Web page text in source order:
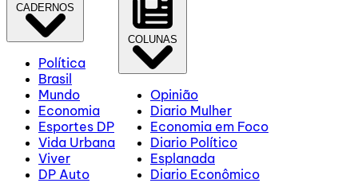
CADERNOS
Política
Brasil
Mundo
Economia
Esportes DP
Vida Urbana
Viver
DP Auto
COLUNAS
Opinião
Diario Mulher
Economia em Foco
Diario Político
Esplanada
Diario Econômico